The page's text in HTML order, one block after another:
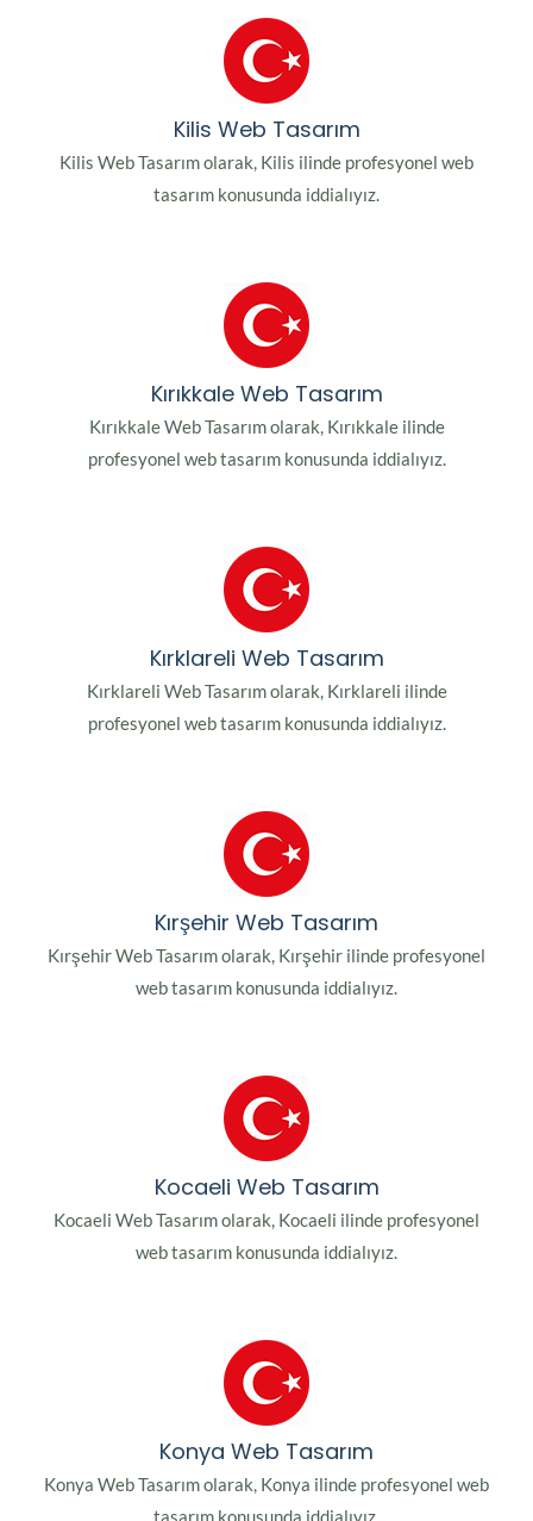
Kilis Web Tasarım
Kilis Web Tasarım olarak, Kilis ilinde profesyonel web
tasarım konusunda iddialıyız.
Kırıkkale Web Tasarım
Kırıkkale Web Tasarım olarak, Kırıkkale ilinde
profesyonel web tasarım konusunda iddialıyız.
Kırklareli Web Tasarım
Kırklareli Web Tasarım olarak, Kırklareli ilinde
profesyonel web tasarım konusunda iddialıyız.
Kırşehir Web Tasarım
Kırşehir Web Tasarım olarak, Kırşehir ilinde profesyonel
web tasarım konusunda iddialıyız.
Kocaeli Web Tasarım
Kocaeli Web Tasarım olarak, Kocaeli ilinde profesyonel
web tasarım konusunda iddialıyız.
Konya Web Tasarım
Konya Web Tasarım olarak, Konya ilinde profesyonel web
tasarım konusunda iddialıyız.